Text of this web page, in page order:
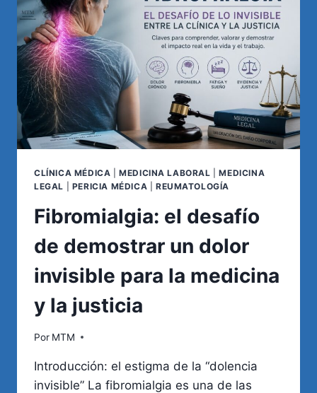
CLAVE
ANTES
DE
INICIAR
UN
JUICIO
CLÍNICA MÉDICA |MEDICINA LABORAL |MEDICINA
LEGAL
PERICIA MÉDICA REUMATOLOGÍA
Fibromialgia: el desafío
de demostrar un dolor
invisible para la medicina
y la justicia
Por MTM
Introducción: el estigma de la “dolencia
invisible” La fibromialgia es una de las